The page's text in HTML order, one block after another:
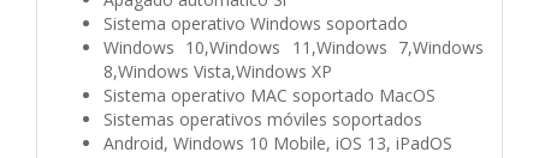
Sistema operativo Windows soportado
Windows 10,Windows 11,Windows 7,Windows
8,Windows Vista,Windows XP
Sistema operativo MAC soportado MacOS
Sistemas operativos móviles soportados
Android, Windows 10 Mobile, iOS 13, iPadOS